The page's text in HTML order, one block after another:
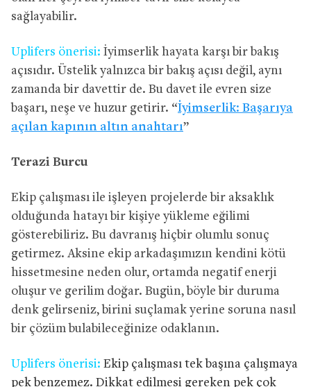
sağlayabilir.
Uplifers önerisi: İyimserlik hayata karşı bir bakış
açısıdır. Üstelik yalnızca bir bakış açısı değil, aynı
zamanda bir davettir de. Bu davet ile evren size
başarı, neşe ve huzur getirir. “İyimserlik: Başarıya
açılan kapının altın anahtarı”
Terazi Burcu
Ekip çalışması ile işleyen projelerde bir aksaklık
olduğunda hatayı bir kişiye yükleme eğilimi
gösterebiliriz. Bu davranış hiçbir olumlu sonuç
getirmez. Aksine ekip arkadaşımızın kendini kötü
hissetmesine neden olur, ortamda negatif enerji
oluşur ve gerilim doğar. Bugün, böyle bir duruma
denk gelirseniz, birini suçlamak yerine soruna nasıl
bir çözüm bulabileceğinize odaklanın.
Uplifers önerisi: Ekip çalışması tek başına çalışmaya
pek benzemez. Dikkat edilmesi gereken pek çok